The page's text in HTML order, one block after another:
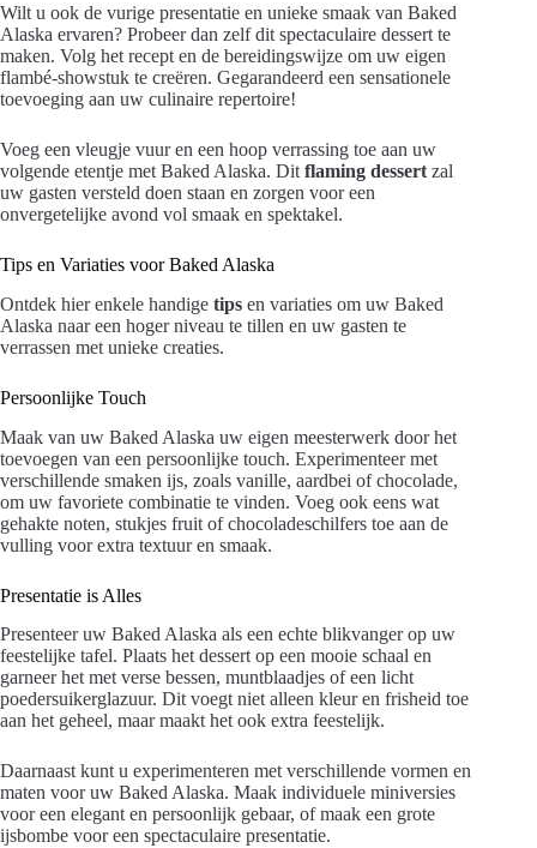
Wilt u ook de vurige presentatie en unieke smaak van Baked
Alaska ervaren? Probeer dan zelf dit spectaculaire dessert te
maken. Volg het recept en de bereidingswijze om uw eigen
flambé-showstuk te creëren. Gegarandeerd een sensationele
toevoeging aan uw culinaire repertoire!
Voeg een vleugje vuur en een hoop verrassing toe aan uw
volgende etentje met Baked Alaska. Dit flaming dessert zal
uw gasten versteld doen staan en zorgen voor een
onvergetelijke avond vol smaak en spektakel.
Tips en Variaties voor Baked Alaska
Ontdek hier enkele handige tips en variaties om uw Baked
Alaska naar een hoger niveau te tillen en uw gasten te
verrassen met unieke creaties.
Persoonlijke Touch
Maak van uw Baked Alaska uw eigen meesterwerk door het
toevoegen van een persoonlijke touch. Experimenteer met
verschillende smaken ijs, zoals vanille, aardbei of chocolade,
om uw favoriete combinatie te vinden. Voeg ook eens wat
gehakte noten, stukjes fruit of chocoladeschilfers toe aan de
vulling voor extra textuur en smaak.
Presentatie is Alles
Presenteer uw Baked Alaska als een echte blikvanger op uw
feestelijke tafel. Plaats het dessert op een mooie schaal en
garneer het met verse bessen, muntblaadjes of een licht
poedersuikerglazuur. Dit voegt niet alleen kleur en frisheid toe
aan het geheel, maar maakt het ook extra feestelijk.
Daarnaast kunt u experimenteren met verschillende vormen en
maten voor uw Baked Alaska. Maak individuele miniversies
voor een elegant en persoonlijk gebaar, of maak een grote
ijsbombe voor een spectaculaire presentatie.